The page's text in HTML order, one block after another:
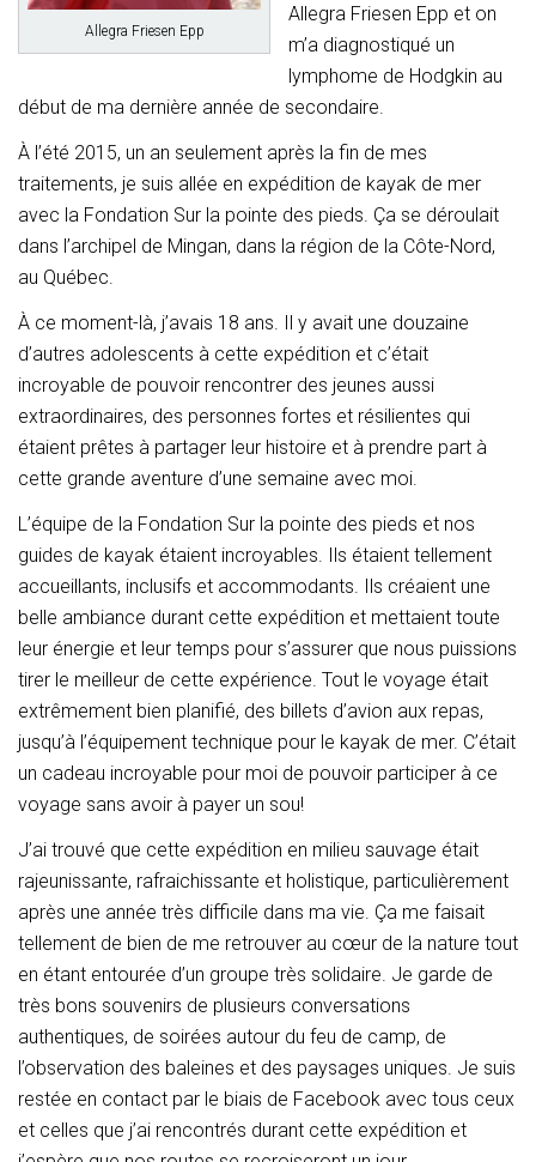
Allegra Friesen Epp
Allegra Friesen Epp et on
m’a diagnostiqué un
lymphome de Hodgkin au
début de ma dernière année de secondaire.
À l’été 2015, un an seulement après la fin de mes
traitements, je suis allée en expédition de kayak de mer
avec la Fondation Sur la pointe des pieds. Ça se déroulait
dans l’archipel de Mingan, dans la région de la Côte-Nord,
au Québec.
À ce moment-là, j’avais 18 ans. Il y avait une douzaine
d’autres adolescents à cette expédition et c’était
incroyable de pouvoir rencontrer des jeunes aussi
extraordinaires, des personnes fortes et résilientes qui
étaient prêtes à partager leur histoire et à prendre part à
cette grande aventure d’une semaine avec moi.
L’équipe de la Fondation Sur la pointe des pieds et nos
guides de kayak étaient incroyables. Ils étaient tellement
accueillants, inclusifs et accommodants. Ils créaient une
belle ambiance durant cette expédition et mettaient toute
leur énergie et leur temps pour s’assurer que nous puissions
tirer le meilleur de cette expérience. Tout le voyage était
extrêmement bien planifié, des billets d’avion aux repas,
jusqu’à l’équipement technique pour le kayak de mer. C’était
un cadeau incroyable pour moi de pouvoir participer à ce
voyage sans avoir à payer un sou!
J’ai trouvé que cette expédition en milieu sauvage était
rajeunissante, rafraichissante et holistique, particulièrement
après une année très difficile dans ma vie. Ça me faisait
tellement de bien de me retrouver au cœur de la nature tout
en étant entourée d’un groupe très solidaire. Je garde de
très bons souvenirs de plusieurs conversations
authentiques, de soirées autour du feu de camp, de
l’observation des baleines et des paysages uniques. Je suis
restée en contact par le biais de Facebook avec tous ceux
et celles que j’ai rencontrés durant cette expédition et